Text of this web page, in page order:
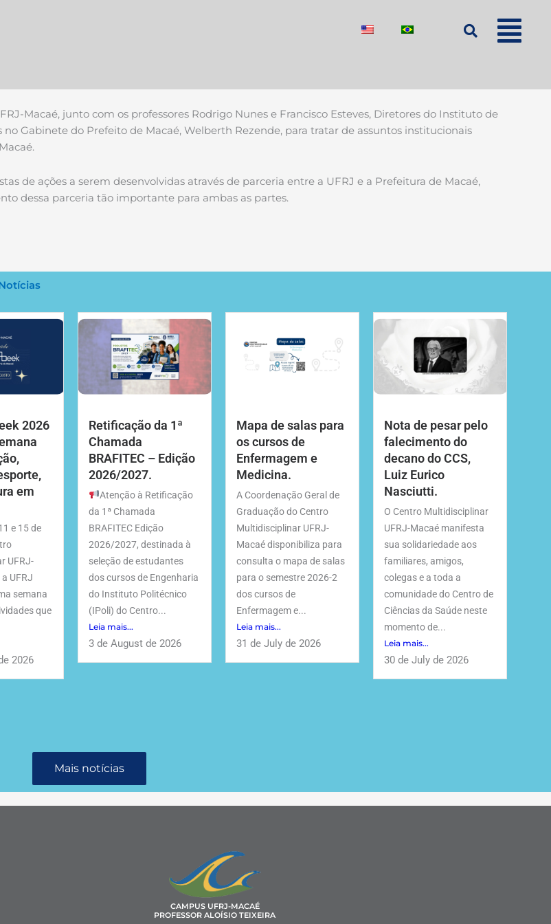
Macaé, junto com os professores Rodrigo Nunes e Francisco Esteves, Diretores do Instituto de
Gabinete do Prefeito de Macaé, Welberth Rezende, para tratar de assuntos institucionais
de ações a serem desenvolvidas através de parceria entre a UFRJ e a Prefeitura de Macaé,
dessa parceria tão importante para ambas as partes.
2026
em
e 15 de
UFRJ-
UFRJ
semana
que
2026
Retificação da 1ª
Chamada
BRAFITEC – Edição
2026/2027.
Atenção à Retificação
da 1ª Chamada
BRAFITEC Edição
2026/2027, destinada à
seleção de estudantes
dos cursos de Engenharia
do Instituto Politécnico
(IPoli) do Centro...
Leia mais...
3 de August de 2026
Mapa de salas para
os cursos de
Enfermagem e
Medicina.
A Coordenação Geral de
Graduação do Centro
Multidisciplinar UFRJ-
Macaé disponibiliza para
consulta o mapa de salas
para o semestre 2026-2
dos cursos de
Enfermagem e...
Leia mais...
31 de July de 2026
Nota de pesar pelo
falecimento do
decano do CCS,
Luiz Eurico
Nasciutti.
O Centro Multidisciplinar
UFRJ-Macaé manifesta
sua solidariedade aos
familiares, amigos,
colegas e a toda a
comunidade do Centro de
Ciências da Saúde neste
momento de...
Leia mais...
30 de July de 2026
Mais notícias
CAMPUS UFRJ-MACAÉ
PROFESSOR ALOÍSIO TEIXEIRA